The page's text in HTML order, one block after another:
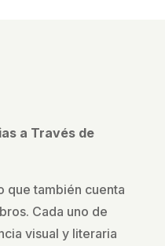
a Través de
que también cuenta
Cada uno de
visual y literaria